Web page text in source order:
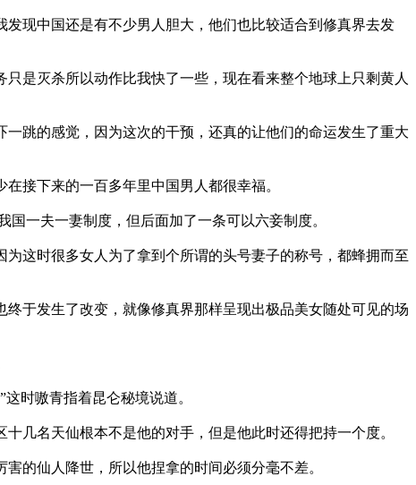
现中国还是有不少男人胆大，他们也比较适合到修真界去发
是灭杀所以动作比我快了一些，现在看来整个地球上只剩黄人
跳的感觉，因为这次的干预，还真的让他们的命运发生了重大
接下来的一百多年里中国男人都很幸福。
一夫一妻制度，但后面加了一条可以六妾制度。
这时很多女人为了拿到个所谓的头号妻子的称号，都蜂拥而至
于发生了改变，就像修真界那样呈现出极品美女随处可见的场
时嗷青指着昆仑秘境说道。
几名天仙根本不是他的对手，但是他此时还得把持一个度。
的仙人降世，所以他捏拿的时间必须分毫不差。